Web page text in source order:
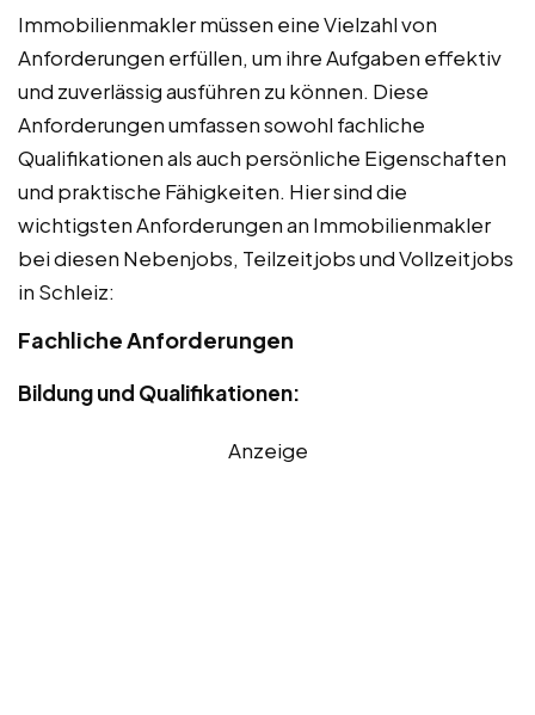
Immobilienmakler müssen eine Vielzahl von
Anforderungen erfüllen, um ihre Aufgaben effektiv
und zuverlässig ausführen zu können. Diese
Anforderungen umfassen sowohl fachliche
Qualifikationen als auch persönliche Eigenschaften
und praktische Fähigkeiten. Hier sind die
wichtigsten Anforderungen an Immobilienmakler
bei diesen Nebenjobs, Teilzeitjobs und Vollzeitjobs
in Schleiz:
Fachliche Anforderungen
Bildung und Qualifikationen:
Anzeige